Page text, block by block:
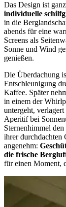
Das Design ist
individuelle
in die
abends für eine
Screens als
Sonne und Wind
genießen.
Die Überdachung
Entschleunigung
Kaffee. Später
in einem der
untergeht,
Aperitif bei
Sternenhimmel
ihrer durchdachten
angenehm:
die frische
für einen Moment,